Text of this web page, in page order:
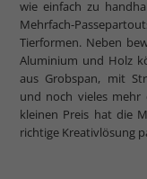
wie einfach zu
Mehrfach-
Tierformen. Neben
Aluminium und Holz
aus Grobspan, mit
und noch vieles mehr
kleinen Preis hat die
richtige Kreativlösung